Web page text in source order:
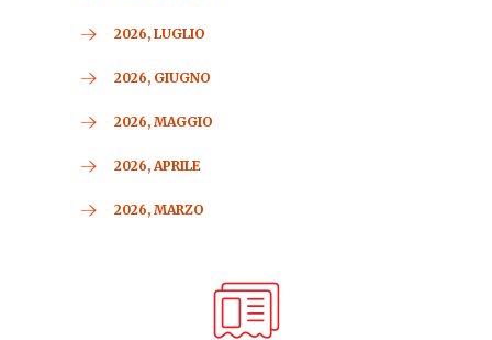
2026, LUGLIO
2026, GIUGNO
2026, MAGGIO
2026, APRILE
2026, MARZO